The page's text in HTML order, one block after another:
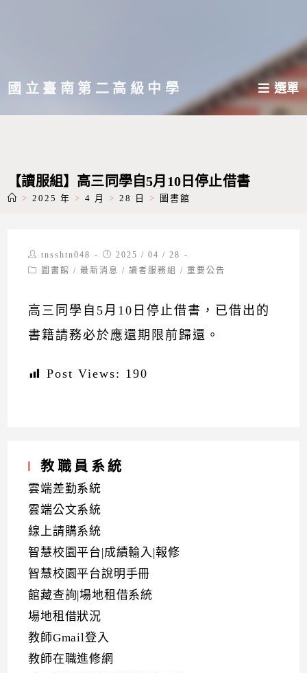
主國立臺南第二高級中學 選單
【讀服組】高三同學自5月10日停止借書
> 2025 年 > 4 月 > 28 日 > 圖書館
Post
author:
tnsshtn048
Post
published:
2025 / 04 / 28
Post圖書館 / 最新消息 / 讀者服務組 / 重要公告
高三同學自5月10日停止借書，已借出的
書籍請務必於應還期限前歸還。
Post Views: 190
教職員系統
雲端差勤系統
雲端公文系統
線上請購系統
智慧校園平台|成績輸入|報修
智慧校園平台說明手冊
館藏查詢|場地租借系統
場地租借狀況
教師Gmail登入
教師在職進修網